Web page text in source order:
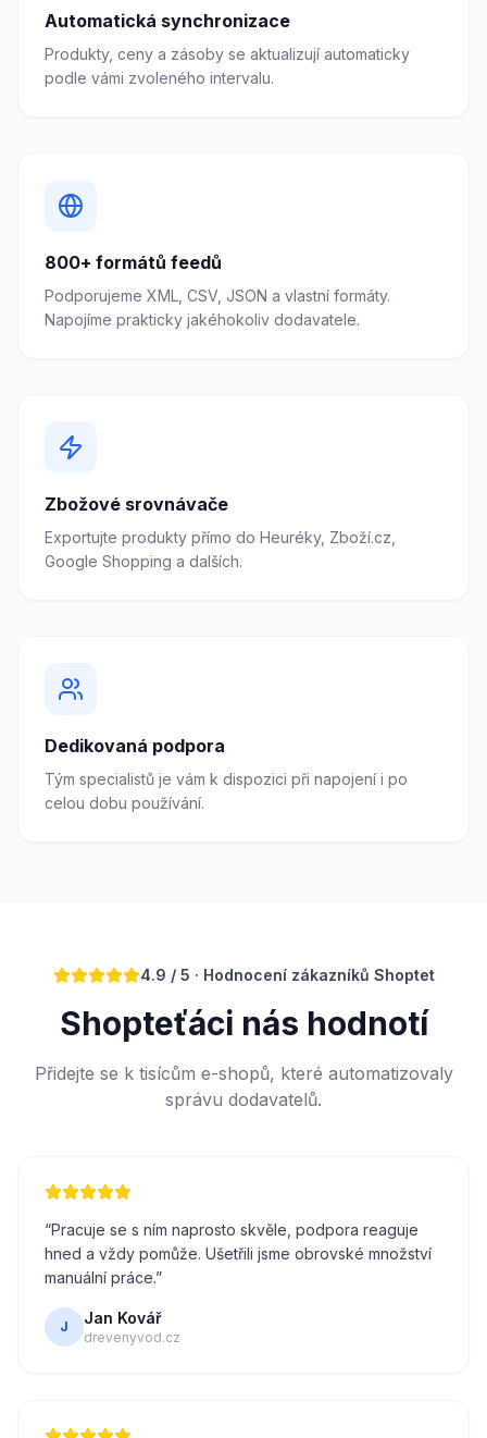
Automatická synchronizace
Produkty, ceny a zásoby se aktualizují automaticky
podle vámi zvoleného intervalu.
800+ formátů feedů
Podporujeme XML, CSV, JSON a vlastní formáty.
Napojíme prakticky jakéhokoliv dodavatele.
Zbožové srovnávače
Exportujte produkty přímo do Heuréky, Zboží.cz,
Google Shopping a dalších.
Dedikovaná podpora
Tým specialistů je vám k dispozici při napojení i po
celou dobu používání.
4.9 / 5 · Hodnocení zákazníků Shoptet
Shopteťáci nás hodnotí
Přidejte se k tisícům e-shopů, které automatizovaly
správu dodavatelů.
“Pracuje se s ním naprosto skvěle, podpora reaguje
hned a vždy pomůže. Ušetřili jsme obrovské množství
manuální práce.”
J Jan Kovář
drevenyvod.cz